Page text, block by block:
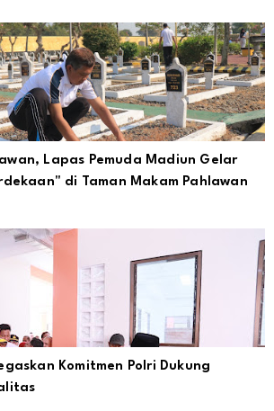
Lapas Pemuda Madiun Gelar
di Taman Makam Pahlawan
Komitmen Polri Dukung